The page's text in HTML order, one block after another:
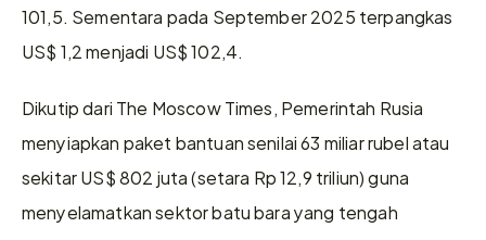
101,5. Sementara pada September 2025 terpangkas
US$ 1,2 menjadi US$ 102,4.
Dikutip dari The Moscow Times, Pemerintah Rusia
menyiapkan paket bantuan senilai 63 miliar rubel atau
sekitar US$ 802 juta (setara Rp 12,9 triliun) guna
menyelamatkan sektor batu bara yang tengah